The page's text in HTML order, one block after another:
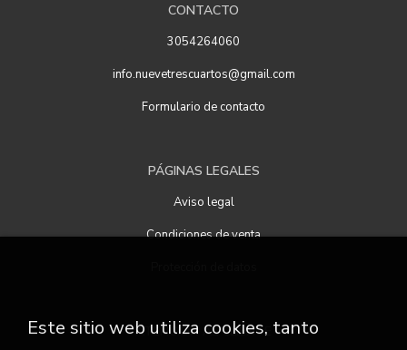
CONTACTO
3054264060
info.nuevetrescuartos@gmail.com
Formulario de contacto
PÁGINAS LEGALES
Aviso legal
Condiciones de venta
ATENCIÓN AL CLIENTE
Este sitio web utiliza cookies, tanto